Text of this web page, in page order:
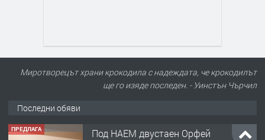
Миротворецът храни крокодила с надеждата, че крокодилът
ще го изяде последен. - Уинстън Чърчил
Последни обяви
ПРЕДЛАГА Под НАЕМ двустаен Орфей